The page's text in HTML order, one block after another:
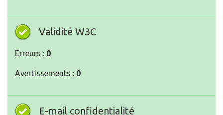
Validité W3C
Erreurs : 0
Avertissements : 0
E-mail confidentialité